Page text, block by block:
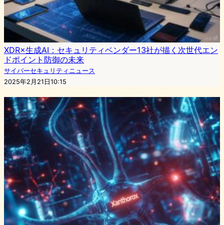
XDR×生成AI：セキュリティベンダー13社が描く次世代エン
ドポイント防御の未来
サイバーセキュリティニュース
2025年2月21日10:15